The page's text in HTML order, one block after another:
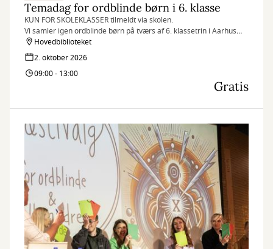
Temadag for ordblinde børn i 6. klasse
KUN FOR SKOLEKLASSER tilmeldt via skolen.
Vi samler igen ordblinde børn på tværs af 6. klassetrin i Aarhus
Kommune, og giver dem en helt særlig dag.
Hovedbiblioteket
2. oktober 2026
09:00 - 13:00
Gratis